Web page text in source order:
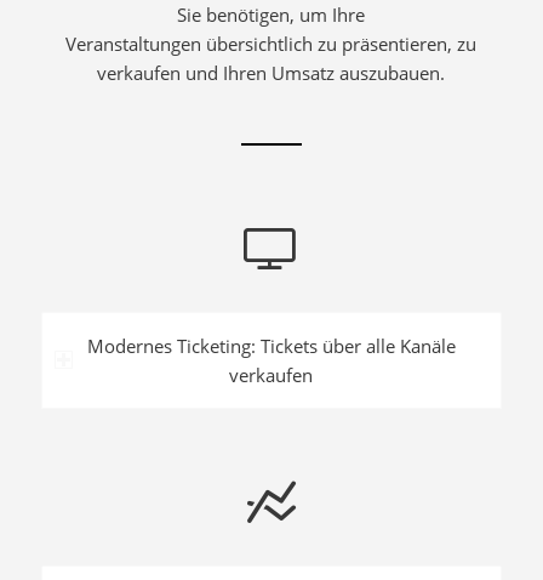
Sie benötigen, um Ihre
Veranstaltungen übersichtlich zu präsentieren, zu
verkaufen und Ihren Umsatz auszubauen.
Modernes Ticketing: Tickets über alle Kanäle
verkaufen